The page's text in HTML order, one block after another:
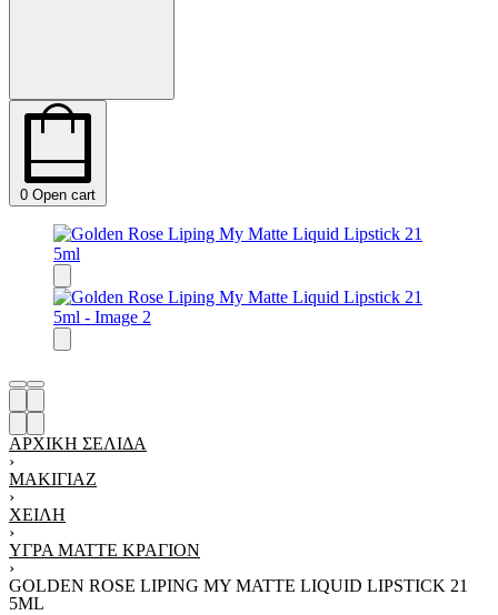
0 Open cart
ΑΡΧΙΚΉ ΣΕΛΊΔΑ
›
ΜΑΚΙΓΙΆΖ
›
ΧΕΊΛΗ
›
ΥΓΡΆ MATTE ΚΡΑΓΙΌΝ
›
GOLDEN ROSE LIPING MY MATTE LIQUID LIPSTICK 21
5ML